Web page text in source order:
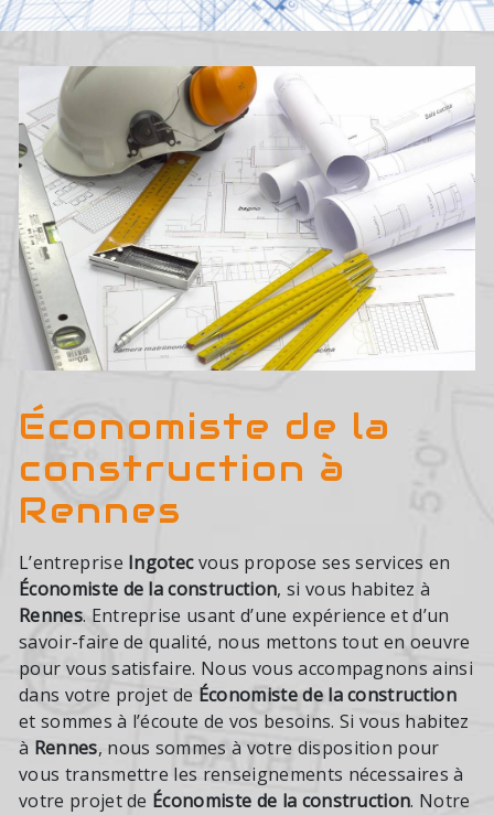
Économiste de la
construction à
Rennes
L’entreprise Ingotecvous propose ses services en
Économiste de la construction, si vous habitez à
Rennes. Entreprise usant d’une expérience et d’un
savoir-faire de qualité, nous mettons tout en oeuvre
pour vous satisfaire. Nous vous accompagnons ainsi
dans votre projet de Économiste de la construction
et sommes à l’écoute de vos besoins. Si vous habitez
à Rennes, nous sommes à votre disposition pour
vous transmettre les renseignements nécessaires à
votre projet de Économiste de la construction. Notre